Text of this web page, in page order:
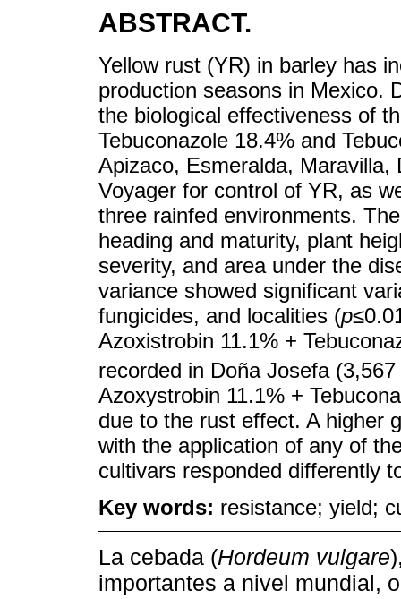
ABSTRACT.
Yellow rust (YR) in barley has
production seasons in Mexico.
the biological effectiveness of
Tebuconazole 18.4% and
Apizaco, Esmeralda,
Voyager for control of YR, as
three rainfed environments.
heading and maturity, plant
severity, and area under the
variance showed significant
fungicides, and localities (p≤
Azoxistrobin 11.1% +
recorded in Doña Josefa
Azoxystrobin 11.1% +
due to the rust effect. A higher
with the application of any of
cultivars responded differently
Key words: resistance; yield;
La cebada (Hordeum vulgare
importantes a nivel mundial,